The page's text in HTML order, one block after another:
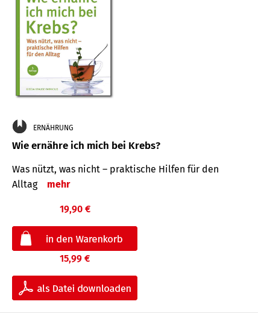
ERNÄHRUNG
Wie ernähre ich mich bei Krebs?
Was nützt, was nicht – praktische Hilfen für den
Alltag
mehr
19,90 €
15,99 €